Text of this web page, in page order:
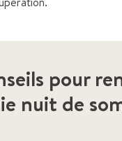
pour
nuit de